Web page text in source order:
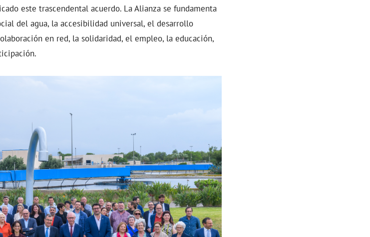
este trascendental acuerdo. La Alianza se fundamenta
del agua, la accesibilidad universal, el desarrollo
en red, la solidaridad, el empleo, la educación,